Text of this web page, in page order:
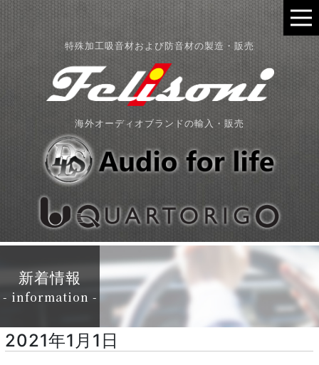
特殊加工吸音材および防音材の製造・販売
海外オーディオブランドの輸入・販売
新着情報
- information -
2021年1月1日